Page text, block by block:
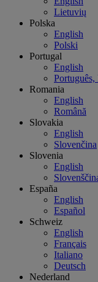
Lietuvių
Polska
English
Polski
Portugal
English
Português,
Romania
English
Română
Slovakia
English
Slovenčina
Slovenia
English
España
English
Español
Schweiz
English
Français
Italiano
Deutsch
Nederland